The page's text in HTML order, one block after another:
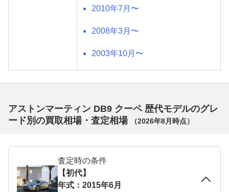
2010年7月〜
2008年3月〜
2003年10月〜
アストンマーティン DB9 クーペ 歴代モデルのグレ
ード別の買取相場・査定相場
（2026年8月 時点）
査定時の条件
【初代】
年式：2015年6月